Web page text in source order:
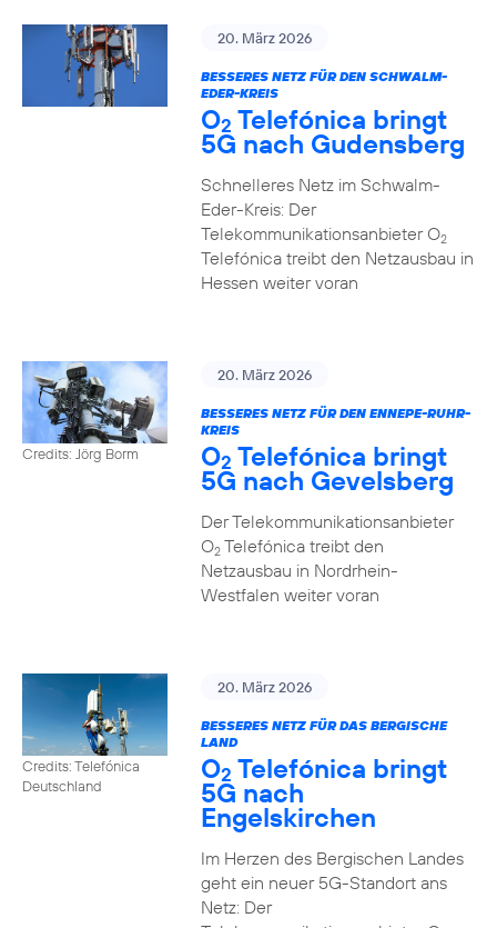
20. März 2026
BESSERES NETZ FÜR DEN SCHWALM-
EDER-KREIS
O2 Telefónica bringt
5G nach Gudensberg
Schnelleres Netz im Schwalm-
Eder-Kreis: Der
Telekommunikationsanbieter O2
Telefónica treibt den Netzausbau in
Hessen weiter voran
Credits: Jörg Borm
20. März 2026
BESSERES NETZ FÜR DEN ENNEPE-RUHR-
KREIS
O2 Telefónica bringt
5G nach Gevelsberg
Der Telekommunikationsanbieter
O2Telefónica treibt den
Netzausbau in Nordrhein-
Westfalen weiter voran
Credits: Telefónica
Deutschland
20. März 2026
BESSERES NETZ FÜR DAS BERGISCHE
LAND
O2 Telefónica bringt
5G nach
Engelskirchen
Im Herzen des Bergischen Landes
geht ein neuer 5G-Standort ans
Netz: Der